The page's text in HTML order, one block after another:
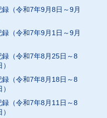
録（令和7年9月8日～9月
録（令和7年9月1日～9月
録（令和7年8月25日～8
録（令和7年8月18日～8
録（令和7年8月11日～8